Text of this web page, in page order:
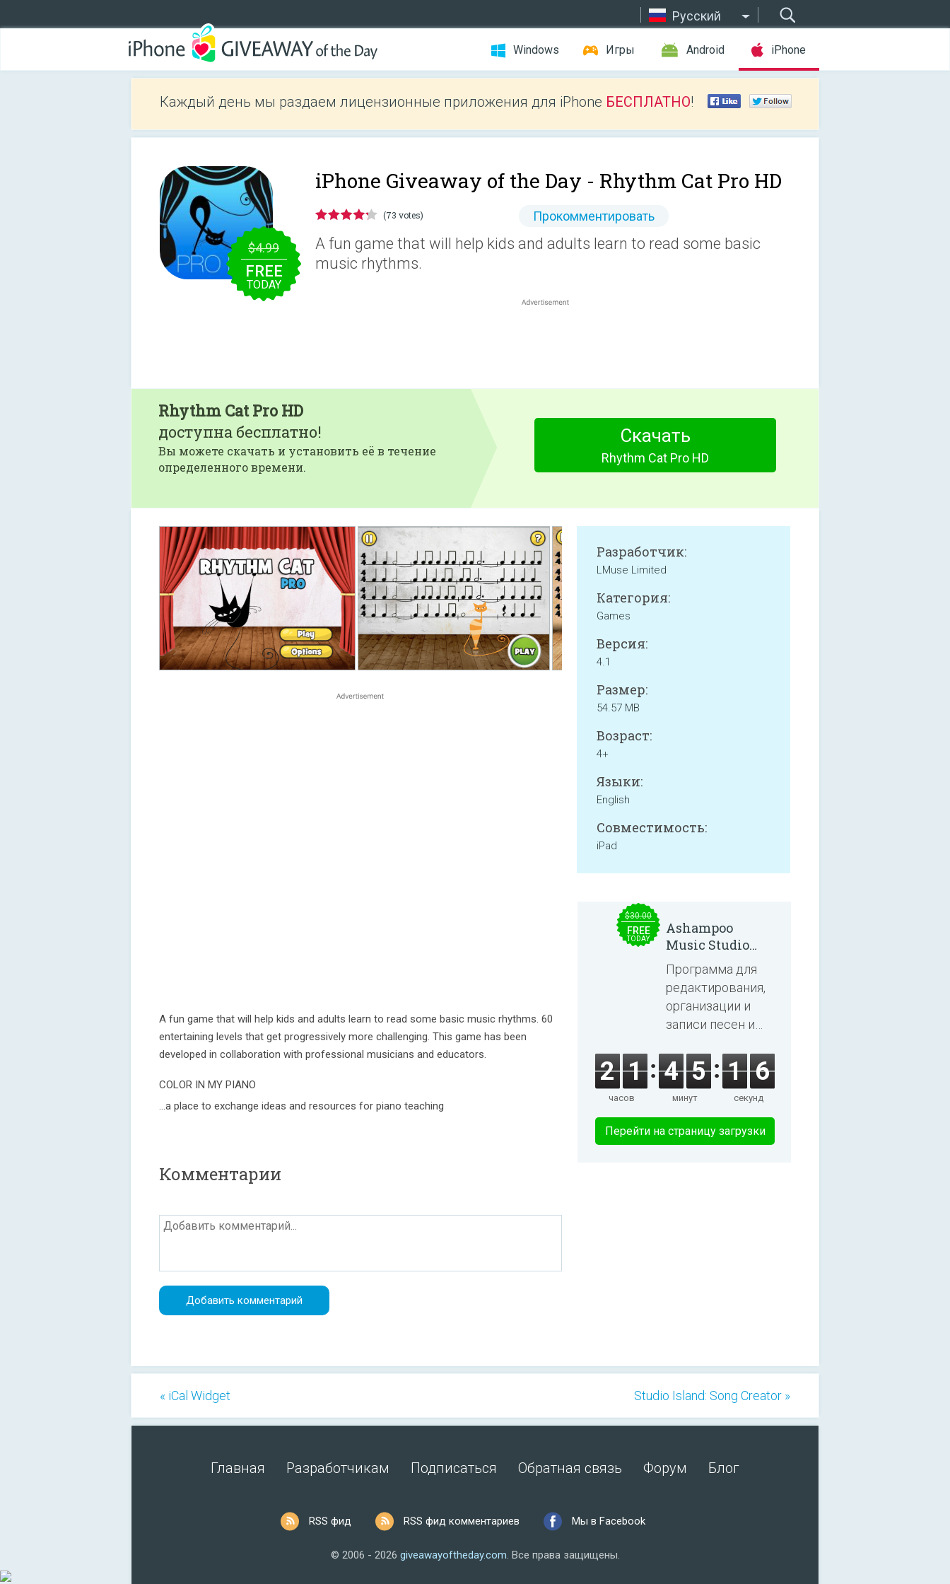
Русский
Windows Игры Android iPhone
Каждый день мы раздаем лицензионные приложения для iPhone БЕСПЛАТНО!
$4.99
FREE
TODAY
iPhone Giveaway of the Day - Rhythm Cat Pro HD
(73 votes) Прокомментировать
A fun game that will help kids and adults learn to read some basic
music rhythms.
Rhythm Cat Pro HD
доступна бесплатно!
Вы можете скачать и установить её в течение
определенного времени.
Скачать
Rhythm Cat Pro HD
A fun game that will help kids and adults learn to read some basic music rhythms. 60
entertaining levels that get progressively more challenging. This game has been
developed in collaboration with professional musicians and educators.
COLOR IN MY PIANO
…a place to exchange ideas and resources for piano teaching
Разработчик:
LMuse Limited
Категория:
Games
Версия:
4.1
Размер:
54.57 MB
Возраст:
4+
Языки:
English
Совместимость:
iPad
Комментарии
$30.00
FREE
TODAY
Ashampoo
Music Studio
2025
Программа для
редактирования,
организации и
записи песен и
2 1
часов
4 5
минут
1 6
секунд
Перейти на страницу загрузки
« iCal Widget Studio Island: Song Creator »
Главная Разработчикам Подписаться Обратная связь Форум Блог
RSS фид RSS фид комментариев Мы в Facebook
© 2006 - 2026 giveawayoftheday.com. Все права защищены.